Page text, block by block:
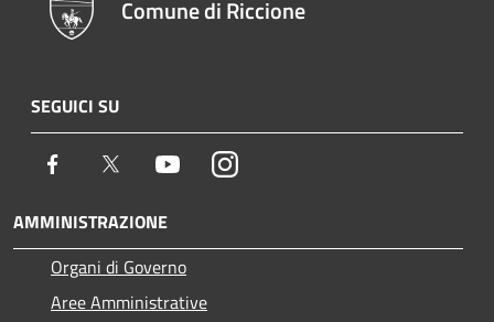
Comune di Riccione
SEGUICI SU
Facebook Twitter YoutubeInstagram
AMMINISTRAZIONE
Organi di Governo
Aree Amministrative